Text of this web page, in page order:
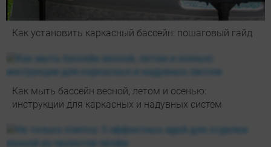
Как установить каркасный бассейн: пошаговый гайд
Как мыть бассейн весной, летом и осенью:
инструкции для каркасных и надувных систем